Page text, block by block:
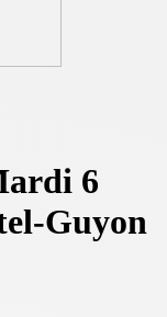
6
Guyon